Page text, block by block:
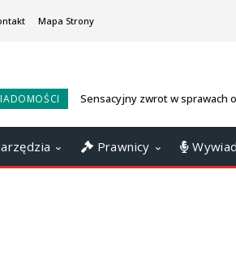
Mapa Strony
Sensacyjny zwrot w sprawach
Prawnicy